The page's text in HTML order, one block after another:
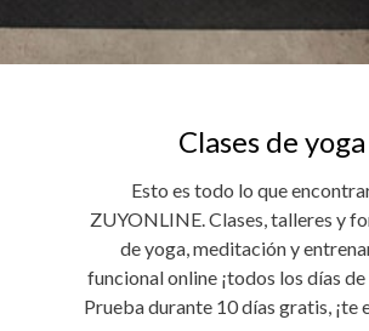
Clases de yoga
Esto es todo lo que
ZUYONLINE. Clases, talleres y
de yoga, meditación y
funcional online ¡todos los días de
Prueba durante 10 días gratis, ¡te